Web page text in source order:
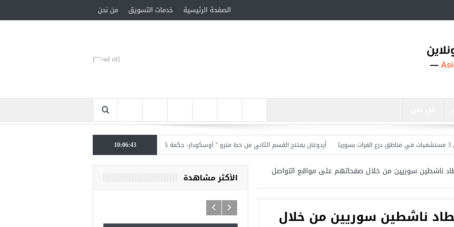
الصفحة الرئيسية خدمات التسويق من نحن
[ad id=""]
أردوغان يفتتح القسم الثاني من خط مترو ” أوسكودار- جكمة كوي” الأحد المقبل
تركيا تحتل المرتبة الأولى عالميا بالمساعدات
10:06:43
ناشطين سوريين من خلال صفحاتهم على مواقع التواصل
ناشطين سوريين من خلال
الأكثر مشاهدة